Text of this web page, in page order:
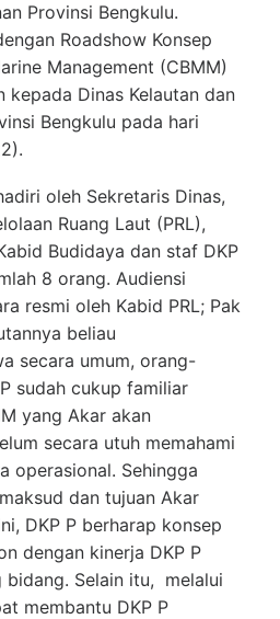
Provinsi Bengkulu.
Roadshow Konsep
Management (CBMM)
kepada Dinas Kelautan dan
Bengkulu pada hari
oleh Sekretaris Dinas,
Ruang Laut (PRL),
Budidaya dan staf DKP
8 orang. Audiensi
resmi oleh Kabid PRL; Pak
beliau
secara umum, orang-
sudah cukup familiar
yang Akar akan
secara utuh memahami
operasional. Sehingga
dan tujuan Akar
DKP P berharap konsep
dengan kinerja DKP P
bidang. Selain itu, melalui
membantu DKP P